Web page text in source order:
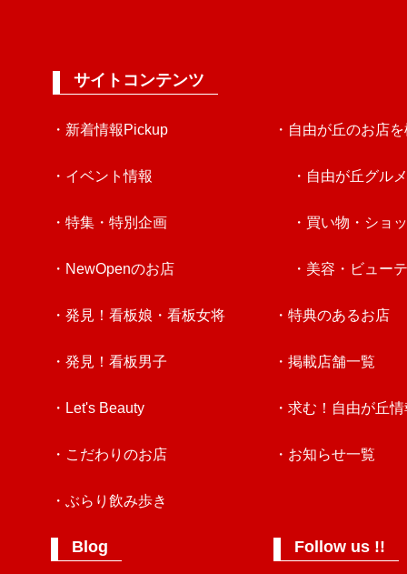
サイトコンテンツ
・新着情報Pickup
・イベント情報
・特集・特別企画
・NewOpenのお店
・発見！看板娘・看板女将
・発見！看板男子
・Let's Beauty
・こだわりのお店
・ぶらり飲み歩き
Blog
・自由が丘のお店
・自由が丘グルメ
・買い物・ショ
・美容・ビュー
・特典のあるお店
・掲載店舗一覧
・求む！自由が丘
・お知らせ一覧
Follow us !!